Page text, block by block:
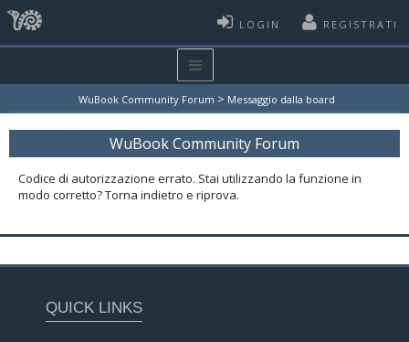
LOGIN REGISTRATI
WuBook Community Forum > Messaggio dalla board
WuBook Community Forum
Codice di autorizzazione errato. Stai utilizzando la funzione in
modo corretto? Torna indietro e riprova.
QUICK LINKS